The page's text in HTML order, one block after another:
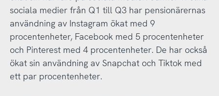
sociala medier från Q1 till Q3 har pensionärernas
användning av Instagram ökat med 9
procentenheter, Facebook med 5 procentenheter
och Pinterest med 4 procentenheter. De har också
ökat sin användning av Snapchat och Tiktok med
ett par procentenheter.